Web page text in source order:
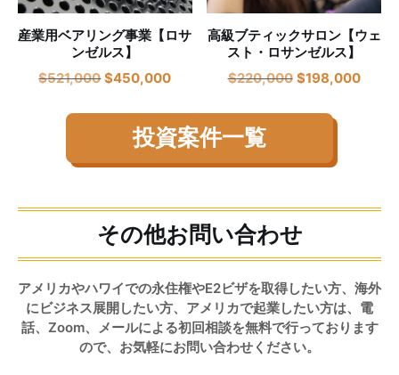
産業用ベアリング事業【ロサ
ンゼルス】
$521,000 $450,000
高級ブティックサロン【ウェ
スト・ロサンゼルス】
$220,000 $198,000
投資案件一覧
その他お問い合わせ
アメリカやハワイでの永住権やE2ビザを取得したい方、海外
にビジネス展開したい方、アメリカで起業したい方は、電
話、Zoom、メールによる初回相談を無料で行っております
ので、お気軽にお問い合わせください。